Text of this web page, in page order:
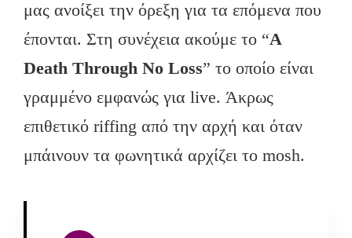
μας ανοίξει την όρεξη για τα επόμενα που
έπονται. Στη συνέχεια ακούμε το “Α
Death Through No Loss” το οποίο είναι
γραμμένο εμφανώς για live. Άκρως
επιθετικό riffing από την αρχή και όταν
μπάινουν τα φωνητικά αρχίζει το mosh.